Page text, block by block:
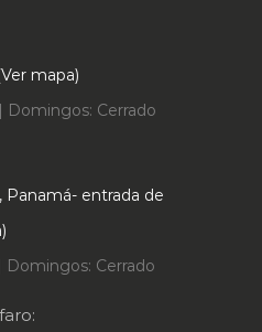
mapa)
Cerrado
entrada de
Cerrado